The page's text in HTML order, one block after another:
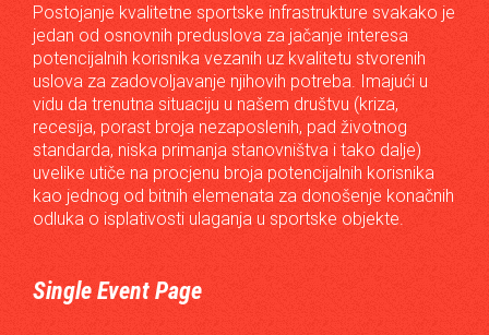
Postojanje kvalitetne sportske infrastrukture svakako je
jedan od osnovnih preduslova za jačanje interesa
potencijalnih korisnika vezanih uz kvalitetu stvorenih
uslova za zadovoljavanje njihovih potreba. Imajući u
vidu da trenutna situaciju u našem društvu (kriza,
recesija, porast broja nezaposlenih, pad životnog
standarda, niska primanja stanovništva i tako dalje)
uvelike utiče na procjenu broja potencijalnih korisnika
kao jednog od bitnih elemenata za donošenje konačnih
odluka o isplativosti ulaganja u sportske objekte.
Single Event Page